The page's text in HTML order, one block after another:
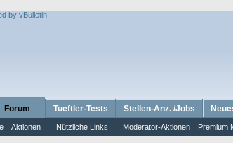
Forum
Aktionen Nützliche Links Moderator-Aktionen Premium
Tueftler-Tests Stellen-Anz. /Jobs